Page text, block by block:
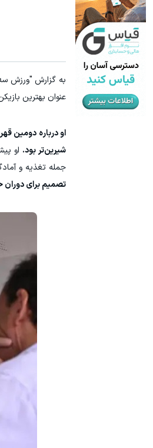
عنوان بهترین
او درباره دومین
شیرین‌تر بود. او
جمله تغذیه و
تصمیم برای دوران